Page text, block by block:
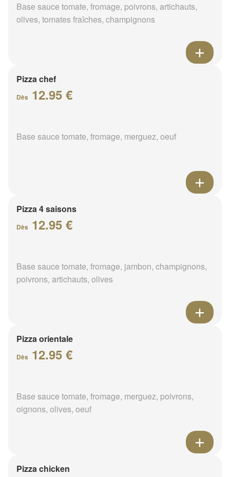
Base sauce tomate, fromage, poivrons, artichauts,
olives, tomates fraîches, champignons
Pizza chef
Dès 12.95 €
Base sauce tomate, fromage, merguez, oeuf
Pizza 4 saisons
Dès 12.95 €
Base sauce tomate, fromage, jambon, champignons,
poivrons, artichauts, olives
Pizza orientale
Dès 12.95 €
Base sauce tomate, fromage, merguez, poivrons,
oignons, olives, oeuf
Pizza chicken